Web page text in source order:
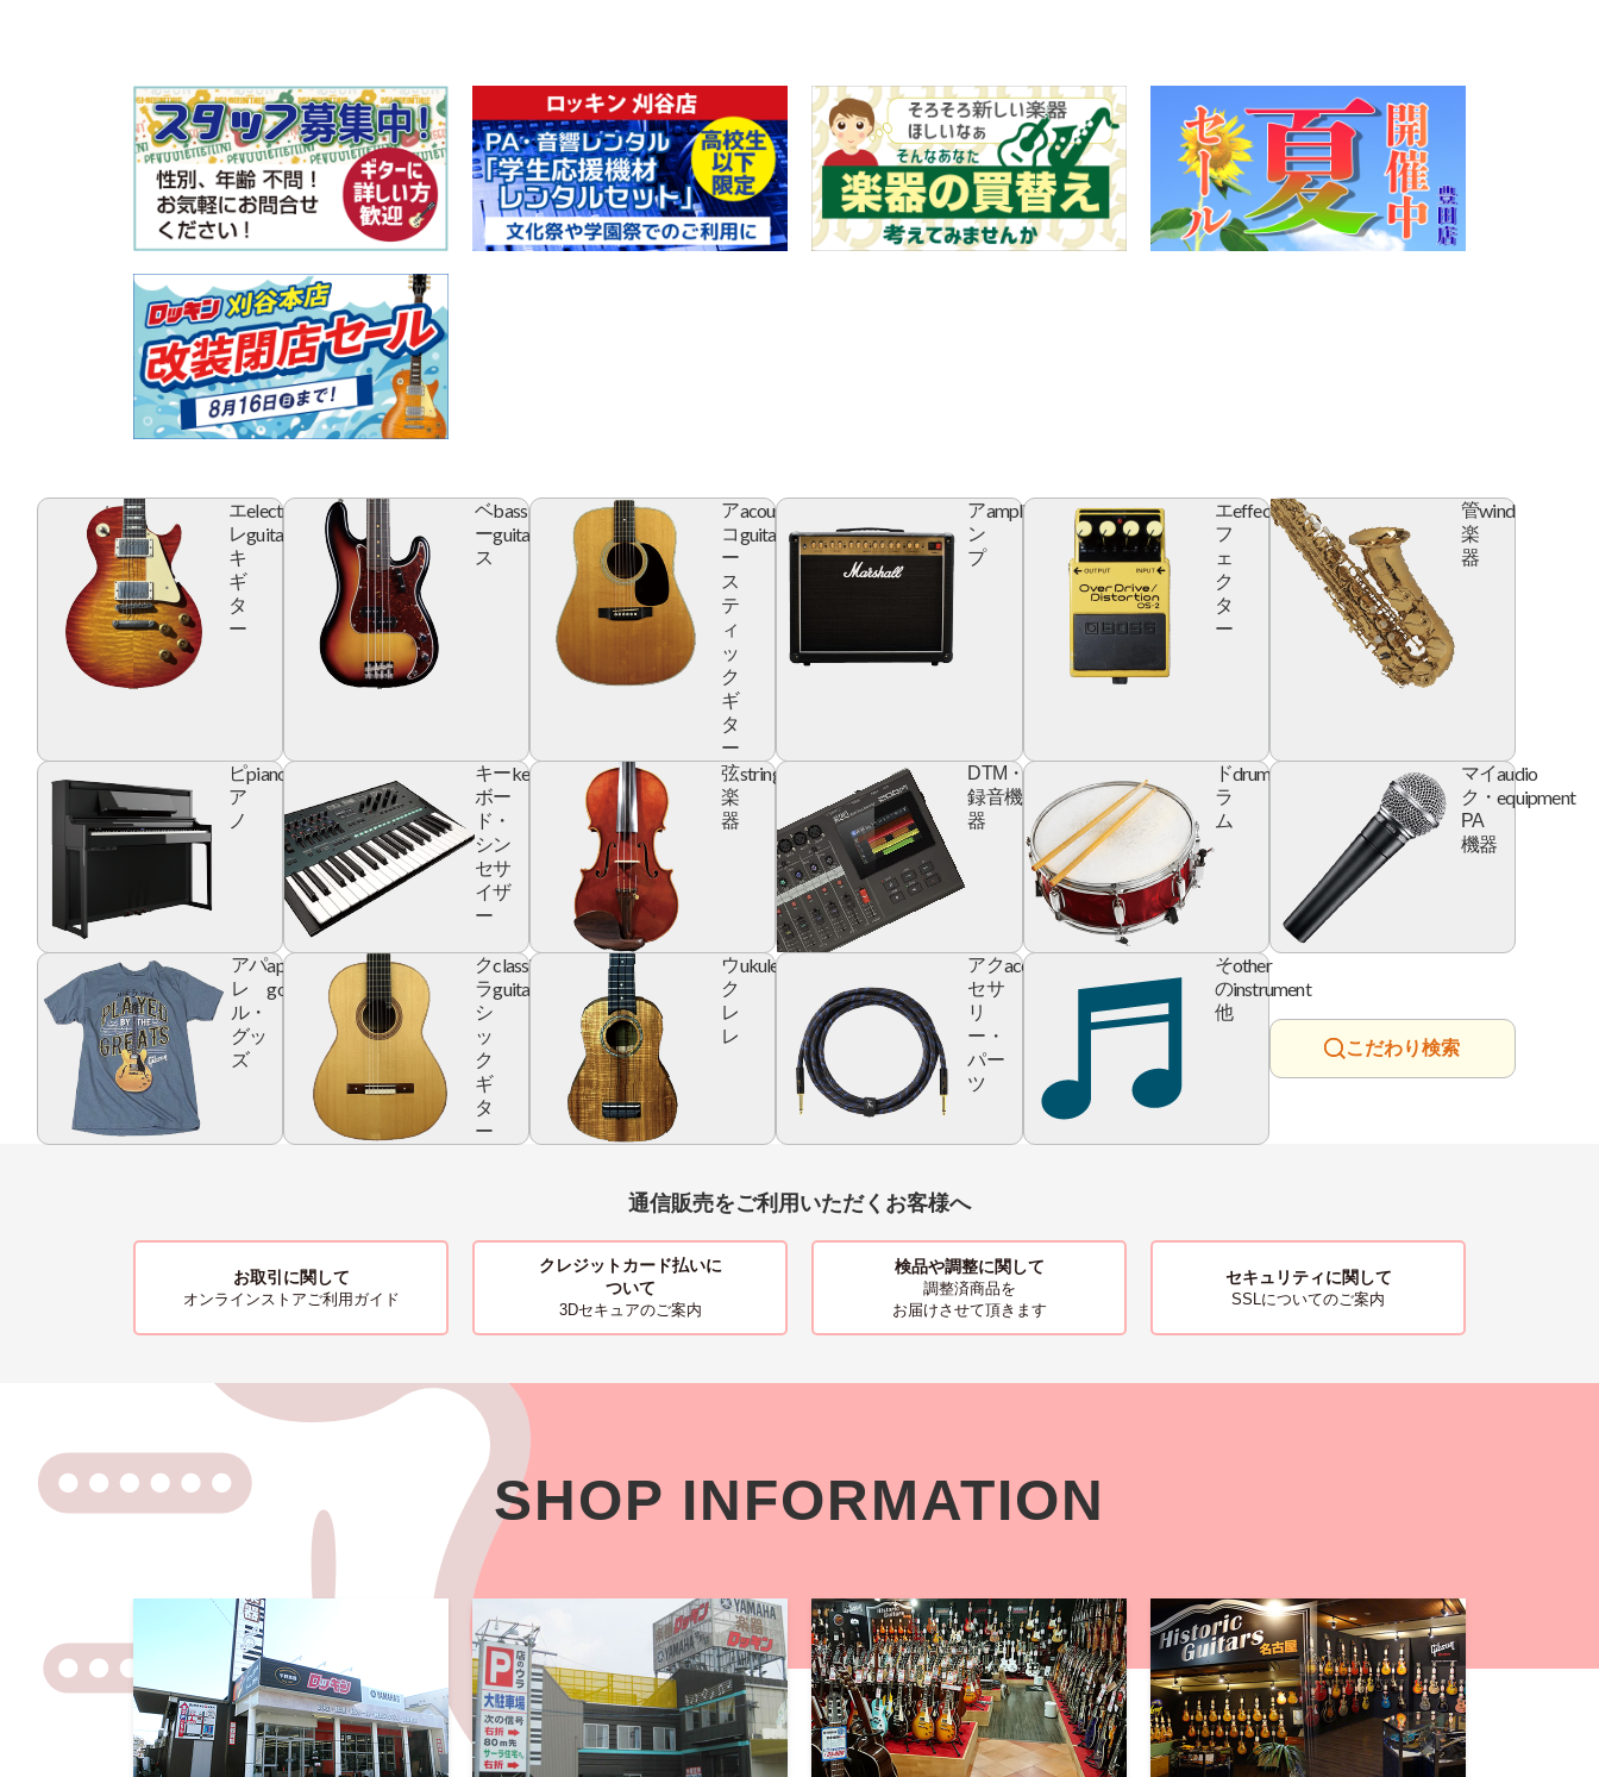
エ
レ
キ
ギ
タ
ー
electric
guitar
ベ
ー
ス
bass
guitar
ア
コ
ー
ス
テ
ィ
ッ
ク
ギ
タ
ー
acoustic
guitar
ア
ン
プ
amplifier
エ
フ
ェ
ク
タ
ー
effector
管
楽
器
wind
ピ
ア
ノ
piano
キー
ボー
ド・
シン
セサ
イザ
ー
keyboard
弦
楽
器
string
DTM・
録音機
器
digital
device
ド
ラ
ム
drum
マイ
ク・
PA
機器
audio
equipment
アパ
レ
ル・
グッ
ズ
apparel
goods
ク
ラ
シ
ッ
ク
ギ
タ
ー
classic
guitar
ウ
ク
レ
レ
ukulele
アク
セサ
リ
ー・
パー
ツ
accessory
そ
の
他
other
instrument
こだわり検索
通信販売をご利用いただくお客様へ
お取引に関して
オンラインストアご利用ガイド
クレジットカード払いに
ついて
3Dセキュアのご案内
検品や調整に関して
調整済商品を
お届けさせて頂きます
セキュリティに関して
SSLについてのご案内
SHOP INFORMATION